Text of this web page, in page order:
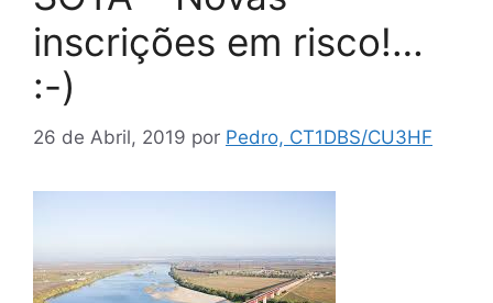
inscrições em risco!…
:-)
26 de Abril, 2019 por Pedro, CT1DBS/CU3HF